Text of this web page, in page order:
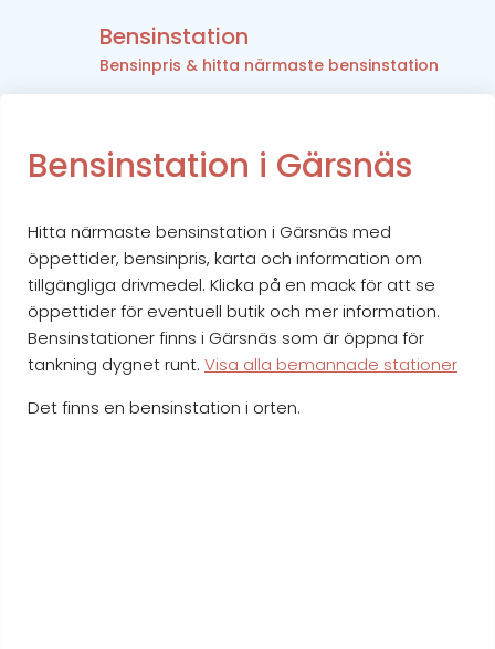
Bensinstation
Bensinpris & hitta närmaste bensinstation
Bensinstation i Gärsnäs
Hitta närmaste bensinstation i Gärsnäs med
öppettider, bensinpris, karta och information om
tillgängliga drivmedel. Klicka på en mack för att se
öppettider för eventuell butik och mer information.
Bensinstationer finns i Gärsnäs som är öppna för
tankning dygnet runt. Visa alla bemannade stationer
Det finns en bensinstation i orten.